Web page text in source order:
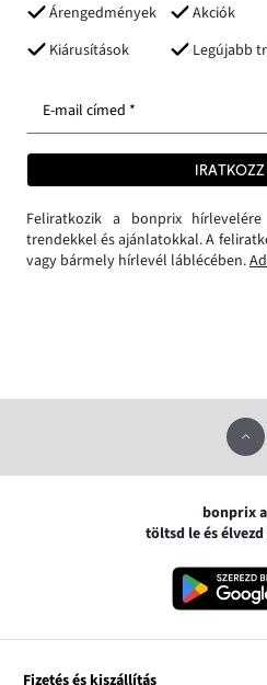
Árengedmények
Akciók
Kiárusítások
Legújabb
E-mail címed *
Feliratkozik a bonprix
trendekkel és ajánlatokkal. A
vagy bármely hírlevél láblécében.
bonprix
töltsd le és
Fizetés és kiszállítás